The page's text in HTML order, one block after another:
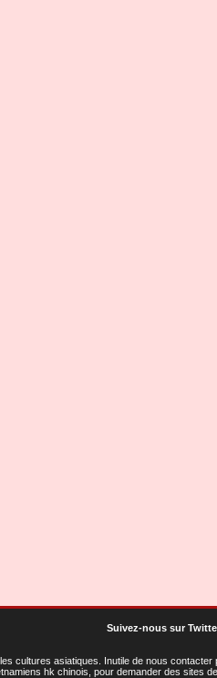
Suivez-nous sur
cultures asiatiques . Inutile de nous
hk chinois, pour demander des sites